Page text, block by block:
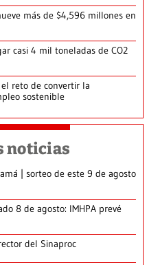
más de $4,596 millones en
casi 4 mil toneladas de CO2
el reto de convertir la
sostenible
noticias
| sorteo de este 9 de agosto
8 de agosto: IMHPA prevé
del Sinaproc